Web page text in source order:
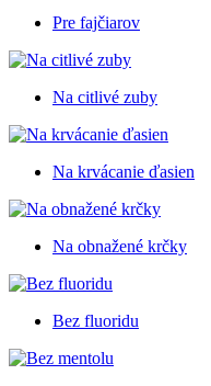
Pre fajčiarov
Na citlivé zuby
Na krvácanie ďasien
Na obnažené krčky
Bez fluoridu